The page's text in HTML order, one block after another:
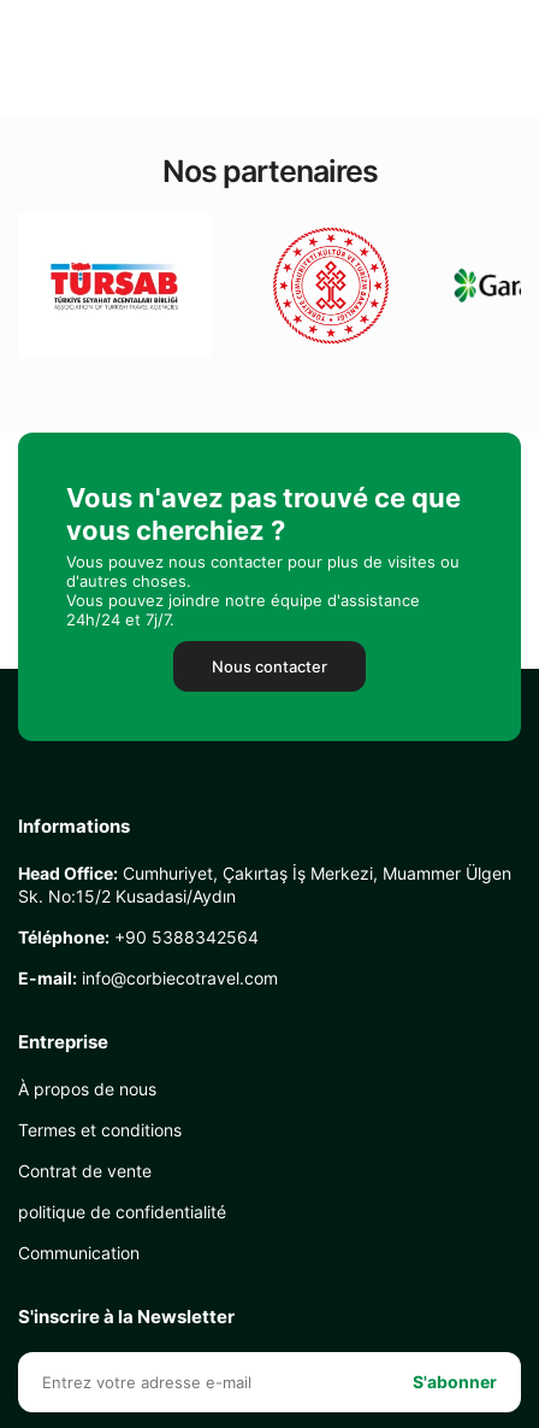
Nos partenaires
Vous n'avez pas trouvé ce que
vous cherchiez ?
Vous pouvez nous contacter pour plus de visites ou
d'autres choses.
Vous pouvez joindre notre équipe d'assistance
24h/24 et 7j/7.
Nous contacter
Informations
Head Office: Cumhuriyet, Çakırtaş İş Merkezi, Muammer Ülgen
Sk. No:15/2 Kusadasi/Aydın
Téléphone: +90 5388342564
E-mail: info@corbiecotravel.com
Entreprise
À propos de nous
Termes et conditions
Contrat de vente
politique de confidentialité
Communication
S'inscrire à la Newsletter
S'abonner